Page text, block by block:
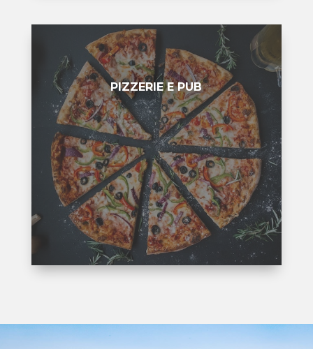
PIZZERIE E PUB